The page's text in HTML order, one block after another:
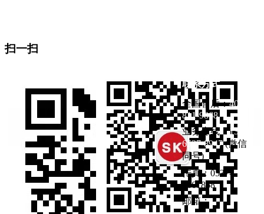
扫一扫
联系方式
全国售后：400-
811-9868
业务专线：133-
6537-8947(微信
同号)
传真：0537-
4661868
邮箱：